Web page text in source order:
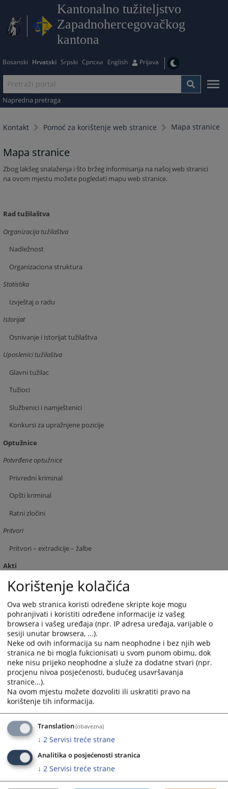
Kantonalno tužiteljstvo
Zapadnohercegovačkog
kantona
Bosanski Hrvatski Srpski Српски English Prijava
Napredna pretraga
Kontakt Pomoć za korištenje web stranice Mapa stranice
Mapa stranice
Zbog lakšeg snalaženja i što bržeg informisanja na našoj web stranici
na ovom mjestu možete pogledati mapu web stranice.
Rad tužilaštva
Organizacija tužilaštva
Nadležnost
Organizaciona struktura
Statistika
Izvještaj o radu
Istorijat
Osnivanje i istorijat tužilaštva
Uposlenici tužilaštva
Glavni tužilac
Tužioci
Službenici i namještenici
Konkursi za upražnjene pozicije
Optužnice
Potvrđene optužnice
Privredni kriminal
Opšti kriminal
Ratni zločini
Pritvori
Pritvori – extradicije – žalbe
Akti
Zakonska regulativa
Zakoni
Stratrški dokumenti
Interni akti
Pravilnici
Vaša pitanja
Često postvljana pitanja
Važne informacije
Podnošenje pritužbi
Odnosi sa javnošću
Vijesti
Korištenje kolačića
Ova web stranica koristi određene skripte koje mogu
pohranjivati i koristiti određene informacije iz vašeg
browsera i vašeg uređaja (npr. IP adresa uređaja, varijable o
sesiji unutar browsera, ...).
Neke od ovih informacija su nam neophodne i bez njih web
stranica ne bi mogla fukcionisati u svom punom obimu, dok
neke nisu prijeko neophodne a služe za dodatne stvari (npr.
procjenu nivoa posjećenosti, budućeg usavršavanja
stranice...).
Na ovom mjestu možete dozvoliti ili uskratiti pravo na
korištenje tih informacija.
Translation(obavezna)
↓ 2 Servisi treće strane
Analitika o posjećenosti stranica
↓ 2 Servisi treće strane